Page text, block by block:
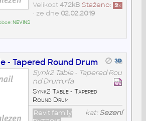
Staženo: 51x
Velikost 472kB
• ze dne 02.02.2019
NEVINS
- Tapered Round Drum
Synk2 Table - Tapered Rou
nd Drum.rfa
Synk2 Table - Tapered
Round Drum
kat:Sezení
Revit family